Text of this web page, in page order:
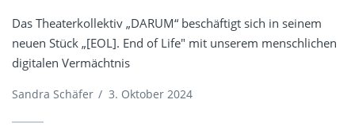
Das Theaterkollektiv „DARUM“ beschäftigt sich in seinem
neuen Stück „[EOL]. End of Life" mit unserem menschlichen
digitalen Vermächtnis
Sandra Schäfer / 3. Oktober 2024